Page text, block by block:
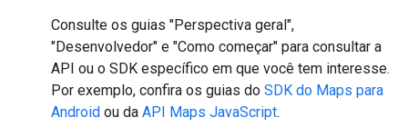
Consulte os guias "Perspectiva geral",
"Desenvolvedor" e "Como começar" para consultar a
API ou o SDK específico em que você tem interesse.
Por exemplo, confira os guias do SDK do Maps para
Android ou da API Maps JavaScript.